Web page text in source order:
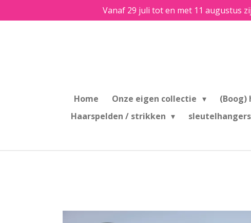
direct
Vanaf 29 juli tot en met 11 augustus
Home Onze eigen collectie (Boog)
Haarspelden / strikken